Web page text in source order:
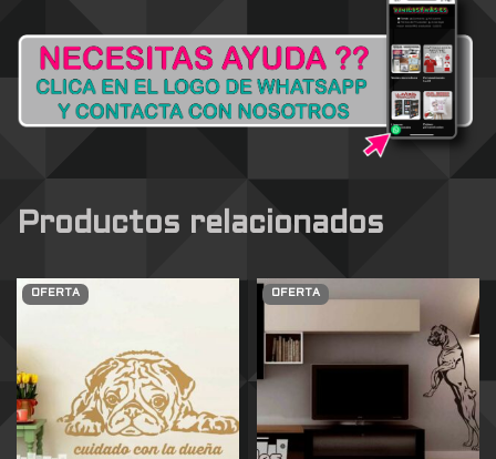
Productos relacionados
OFERTA OFERTA